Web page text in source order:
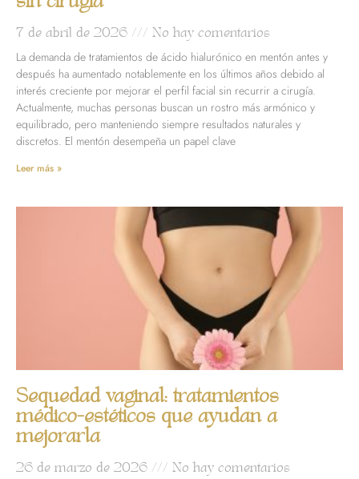
7 de abril de 2026 No hay comentarios
La demanda de tratamientos de ácido hialurónico en mentón antes y
después ha aumentado notablemente en los últimos años debido al
interés creciente por mejorar el perfil facial sin recurrir a cirugía.
Actualmente, muchas personas buscan un rostro más armónico y
equilibrado, pero manteniendo siempre resultados naturales y
discretos. El mentón desempeña un papel clave
Leer más »
Sequedad vaginal: tratamientos
médico-estéticos que ayudan a
mejorarla
26 de marzo de 2026 No hay comentarios